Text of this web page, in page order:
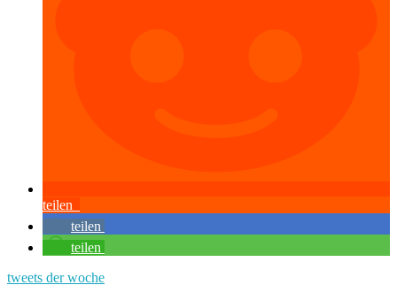
teilen
teilen
teilen
tweets der woche